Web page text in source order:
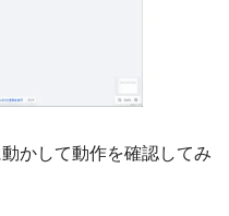
かして動作を確認してみ